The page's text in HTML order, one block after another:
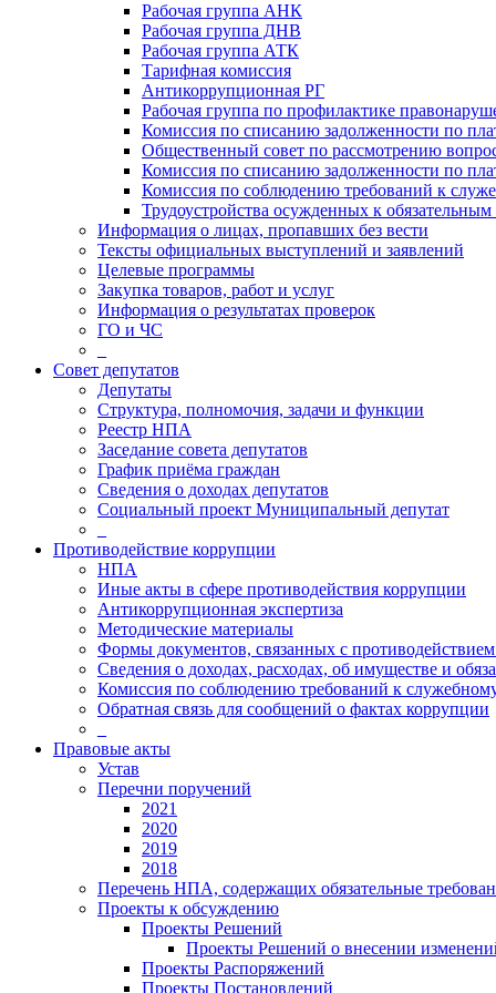
Рабочая группа АНК
Рабочая группа ДНВ
Рабочая группа АТК
Тарифная комиссия
Антикоррупционная РГ
Рабочая группа по профилактике
Комиссия по списанию задолженности по
Общественный совет по рассмотрению
Комиссия по списанию задолженности по
Комиссия по соблюдению требований к
Трудоустройства осужденных к
Информация о лицах, пропавших без вести
Тексты официальных выступлений и заявлений
Целевые программы
Закупка товаров, работ и услуг
Информация о результатах проверок
ГО и ЧС
Совет депутатов
Депутаты
Структура, полномочия, задачи и функции
Реестр НПА
Заседание совета депутатов
График приёма граждан
Сведения о доходах депутатов
Социальный проект Муниципальный депутат
Противодействие коррупции
НПА
Иные акты в сфере противодействия коррупции
Антикоррупционная экспертиза
Методические материалы
Формы документов, связанных с
Сведения о доходах, расходах, об имуществе и
Комиссия по соблюдению требований к
Обратная связь для сообщений о фактах коррупции
Правовые акты
Устав
Перечни поручений
2021
2020
2019
2018
Перечень НПА, содержащих обязательные
Проекты к обсуждению
Проекты Решений
Проекты Решений о внесении
Проекты Распоряжений
Проекты Постановлений